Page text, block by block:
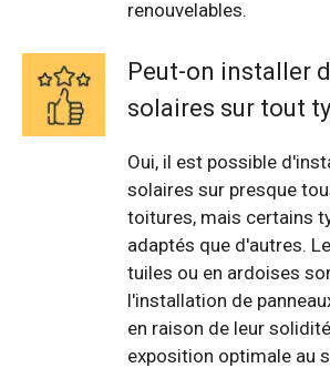
renouvelables.
Peut-on installer
solaires sur tout
Oui, il est possible
solaires sur presque
toitures, mais certains
adaptés que d'autres.
tuiles ou en ardoises
l'installation de
en raison de leur
exposition optimale au